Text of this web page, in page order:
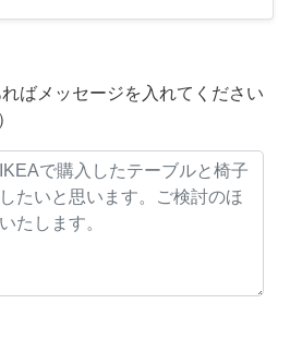
ばメッセージを入れてください